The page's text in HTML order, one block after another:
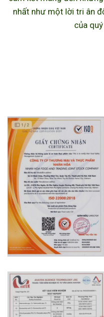
nhất như một lời tri ân
của